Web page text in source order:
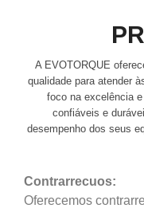
A EVOTORQUE
qualidade para atender
foco na excelência
confiáveis e
desempenho dos seus
Contrarrecuos:
Oferecemos